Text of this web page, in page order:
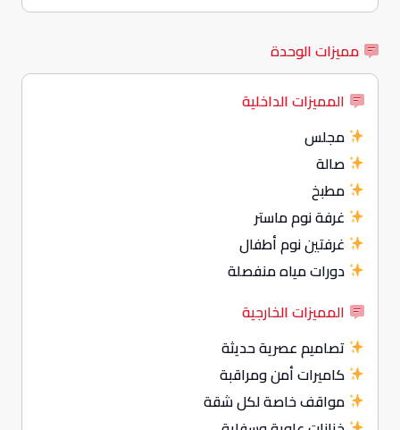
مميزات الوحدة
المميزات الداخلية
مجلس
صالة
مطبخ
غرفة نوم ماستر
غرفتين نوم أطفال
دورات مياه منفصلة
المميزات الخارجية
تصاميم عصرية حديثة
كاميرات أمن ومراقبة
مواقف خاصة لكل شقة